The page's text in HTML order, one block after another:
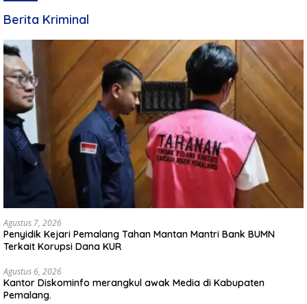
Berita Kriminal
Agustus 7, 2026
Penyidik Kejari Pemalang Tahan Mantan Mantri Bank BUMN
Terkait Korupsi Dana KUR
Agustus 6, 2026
Kantor Diskominfo merangkul awak Media di Kabupaten
Pemalang.